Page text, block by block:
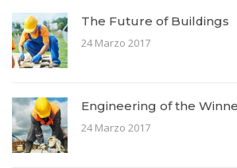
The Future of Buildings
24 Marzo 2017
Engineering of the
24 Marzo 2017